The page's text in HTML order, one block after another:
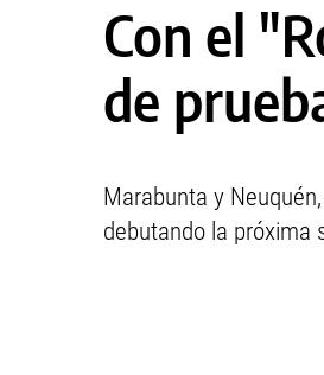
Con el
de
Marabunta y
debutando la próxima